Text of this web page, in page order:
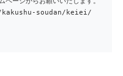
soudan/keiei/